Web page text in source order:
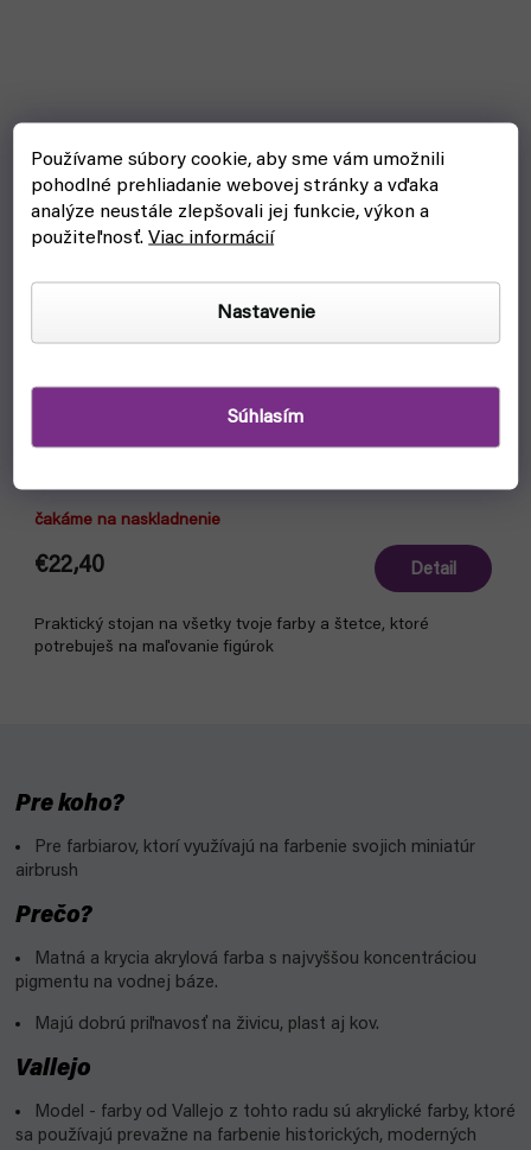
Používame súbory cookie, aby sme vám umožnili
pohodlné prehliadanie webovej stránky a vďaka
analýze neustále zlepšovali jej funkcie, výkon a
použiteľnosť.Viac informácií
Nastavenie
Súhlasím
Stojan na farby a štetce: AV Corner Paint mod. 26008
čakáme na naskladnenie
€22,40 Detail
Praktický stojan na všetky tvoje farby a štetce, ktoré
potrebuješ na maľovanie figúrok
Pre koho?
Pre farbiarov, ktorí využívajú na farbenie svojich miniatúr
airbrush
Prečo?
Matná a krycia akrylová farba s najvyššou koncentráciou
pigmentu na vodnej báze.
Majú dobrú priľnavosť na živicu, plast aj kov.
Vallejo
Model - farby od Vallejo z tohto radu sú akrylické farby, ktoré
sa používajú prevažne na farbenie historických, moderných